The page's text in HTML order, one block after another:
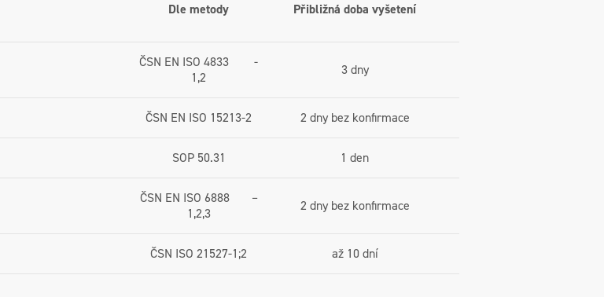
Dle metody Přibližná doba vyšetení
ČSN EN ISO 4833 -
1,2
3 dny
ČSN EN ISO 15213-2 2 dny bez konfirmace
SOP 50.31 1 den
ČSN EN ISO 6888 –
1,2,3
2 dny bez konfirmace
ČSN ISO 21527-1;2 až 10 dní